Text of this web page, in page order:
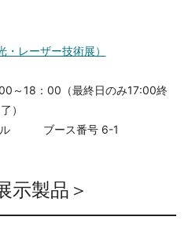
レーザー技術展）
～18：00（最終日のみ17:00終
了）
ル ブース番号 6-1
示製品＞